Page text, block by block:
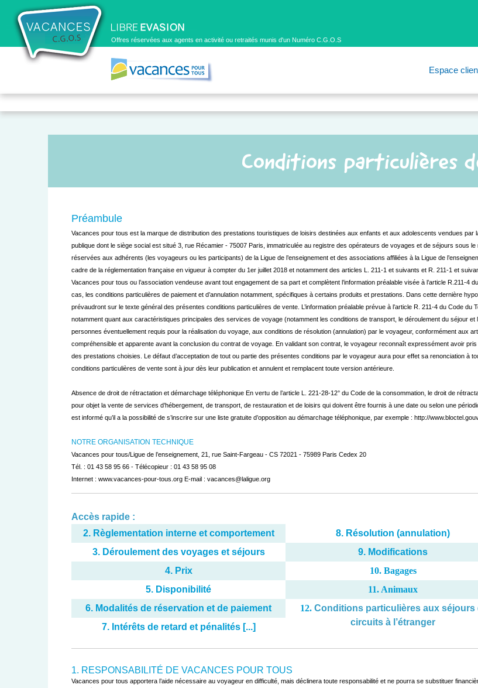
Offres réservées aux agents en activité ou retraités munis d'un Numéro C.G.O.S
Espace
Conditions particulières
Préambule
Vacances pour tous est la marque de distribution des prestations touristiques de loisirs destinées aux enfants et aux adolescents vendues par
publique dont le siège social est situé 3, rue Récamier - 75007 Paris, immatriculée au registre des opérateurs de voyages et de séjours sous
réservées aux adhérents (les voyageurs ou les participants) de la Ligue de l’enseignement et des associations affiliées à la Ligue de
cadre de la réglementation française en vigueur à compter du 1er juillet 2018 et notamment des articles L. 211-1 et suivants et R. 211-1 et
Vacances pour tous ou l’association vendeuse avant tout engagement de sa part et complètent l’information préalable visée à l’article R.211-
cas, les conditions particulières de paiement et d’annulation notamment, spécifiques à certains produits et prestations. Dans cette dernière
prévaudront sur le texte général des présentes conditions particulières de vente. L’information préalable prévue à l’article R. 211-4 du Code
notamment quant aux caractéristiques principales des services de voyage (notamment les conditions de transport, le déroulement du séjour et
personnes éventuellement requis pour la réalisation du voyage, aux conditions de résolution (annulation) par le voyageur, conformément aux
compréhensible et apparente avant la conclusion du contrat de voyage. En validant son contrat, le voyageur reconnaît expressément avoir
des prestations choisies. Le défaut d’acceptation de tout ou partie des présentes conditions par le voyageur aura pour effet sa renonciation à
conditions particulières de vente sont à jour dès leur publication et annulent et remplacent toute version antérieure.
Absence de droit de rétractation et démarchage téléphonique En vertu de l’article L. 221-28-12° du Code de la consommation, le droit de
pour objet la vente de services d’hébergement, de transport, de restauration et de loisirs qui doivent être fournis à une date ou selon une
est informé qu’il a la possibilité de s’inscrire sur une liste gratuite d’opposition au démarchage téléphonique, par exemple : http://
NOTRE ORGANISATION TECHNIQUE
Vacances pour tous/Ligue de l’enseignement, 21, rue Saint-Fargeau - CS 72021 - 75989 Paris Cedex 20
Tél. : 01 43 58 95 66 - Télécopieur : 01 43 58 95 08
Internet : www.vacances-pour-tous.org E-mail : vacances@laligue.org
Accès rapide :
2. Règlementation interne et comportement
8. Résolution (annulation)
3. Déroulement des voyages et séjours
9. Modifications
4. Prix
10. Bagages
5. Disponibilité
11. Animaux
6. Modalités de réservation et de paiement
12. Conditions particulières aux séjours
circuits à l’étranger
7. Intérêts de retard et pénalités [...]
1. RESPONSABILITÉ DE VACANCES POUR TOUS
Vacances pour tous apportera l’aide nécessaire au voyageur en difficulté, mais déclinera toute responsabilité et ne pourra se substituer